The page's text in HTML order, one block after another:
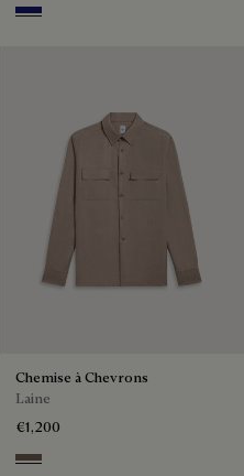
Midnight Blue
Blue
Chemise à Chevrons
Laine
€1,200
Light Taupe